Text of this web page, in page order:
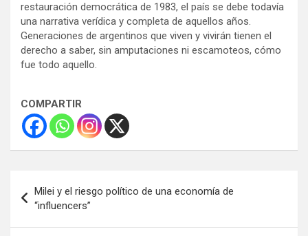
restauración democrática de 1983, el país se debe todavía
una narrativa verídica y completa de aquellos años.
Generaciones de argentinos que viven y vivirán tienen el
derecho a saber, sin amputaciones ni escamoteos, cómo
fue todo aquello.
COMPARTIR
de
entradas
Milei y el riesgo político de una economía de
“influencers”